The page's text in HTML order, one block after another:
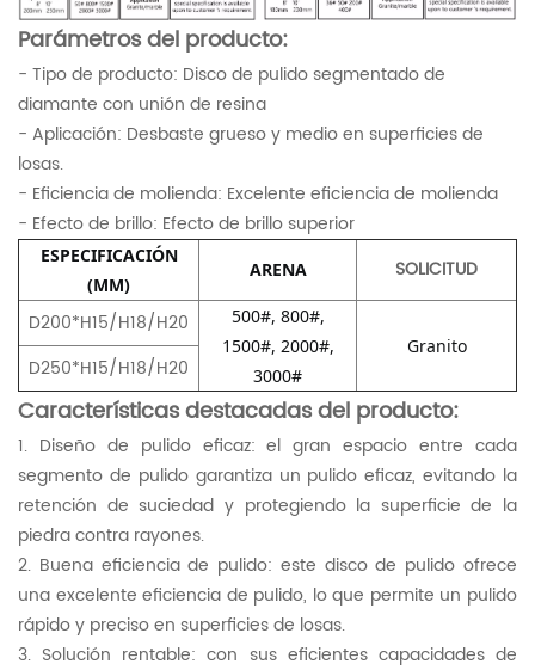
Parámetros del producto:
- Tipo de producto: Disco de pulido segmentado de
diamante con unión de resina
- Aplicación: Desbaste grueso y medio en superficies de
losas.
- Eficiencia de molienda: Excelente eficiencia de molienda
- Efecto de brillo: Efecto de brillo superior
ESPECIFICACIÓN
(MM)
ARENA
SOLICITUD
D200*H15/H18/H20
500#, 800#,
1500#, 2000#,
3000#
Granito
D250*H15/H18/H20
Características destacadas del producto:
1. Diseño de pulido eficaz: el gran espacio entre cada
segmento de pulido garantiza un pulido eficaz, evitando la
retención de suciedad y protegiendo la superficie de la
piedra contra rayones.
2. Buena eficiencia de pulido: este disco de pulido ofrece
una excelente eficiencia de pulido, lo que permite un pulido
rápido y preciso en superficies de losas.
3. Solución rentable: con sus eficientes capacidades de